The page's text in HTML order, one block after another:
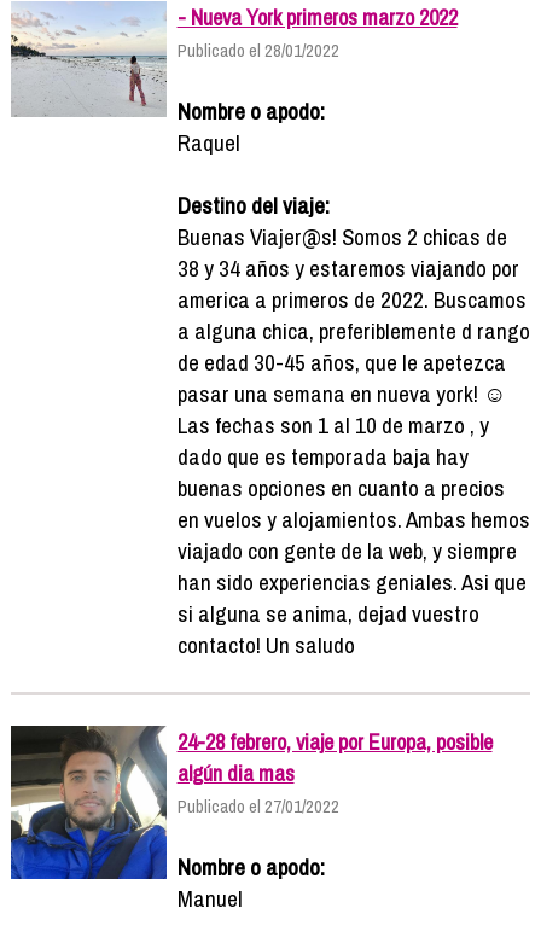
- Nueva York primeros marzo 2022
Publicado el 28/01/2022
Nombre o apodo:
Raquel
Destino del viaje:
Buenas Viajer@s! Somos 2 chicas de
38 y 34 años y estaremos viajando por
america a primeros de 2022. Buscamos
a alguna chica, preferiblemente d rango
de edad 30-45 años, que le apetezca
pasar una semana en nueva york! ☺️
Las fechas son 1 al 10 de marzo , y
dado que es temporada baja hay
buenas opciones en cuanto a precios
en vuelos y alojamientos. Ambas hemos
viajado con gente de la web, y siempre
han sido experiencias geniales. Asi que
si alguna se anima, dejad vuestro
contacto! Un saludo
24-28 febrero, viaje por Europa, posible
algún dia mas
Publicado el 27/01/2022
Nombre o apodo:
Manuel